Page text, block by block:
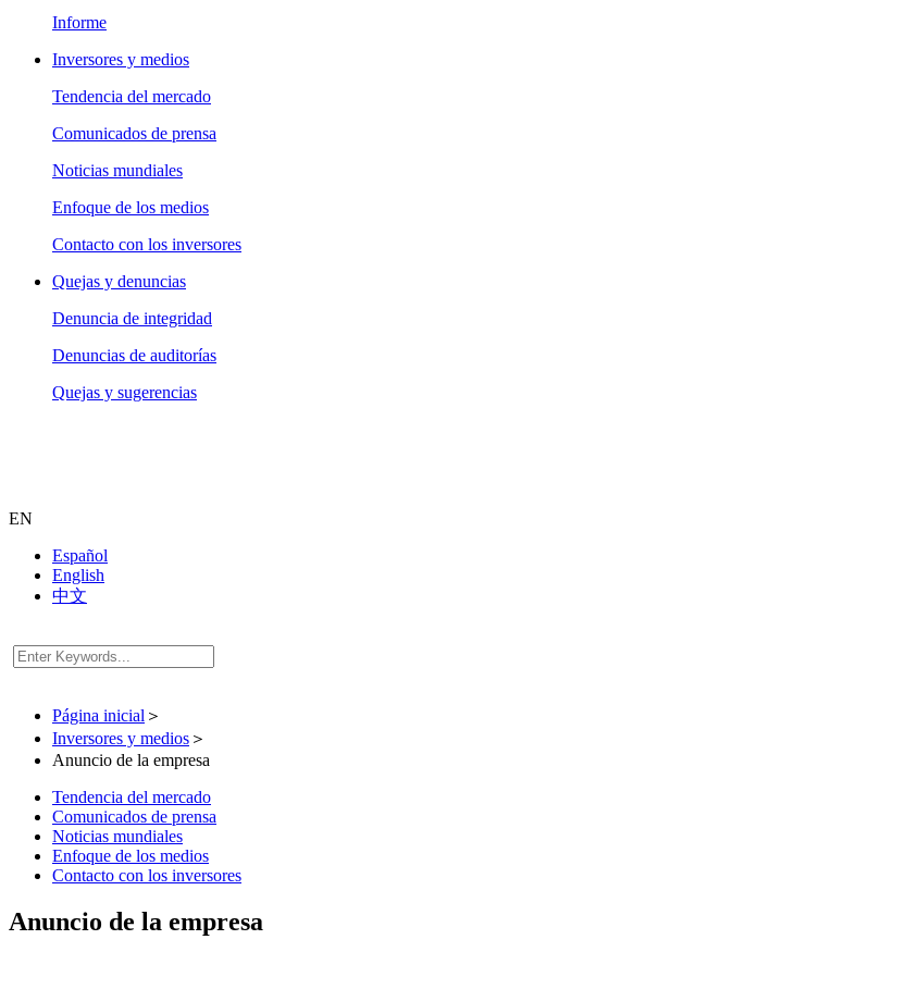
Informe
Inversores y medios
Tendencia del mercado
Comunicados de prensa
Noticias mundiales
Enfoque de los medios
Contacto con los inversores
Quejas y denuncias
Denuncia de integridad
Denuncias de auditorías
Quejas y sugerencias
EN
Español
English
中文
Página inicial ＞
Inversores y medios ＞
Anuncio de la empresa
Tendencia del mercado
Comunicados de prensa
Noticias mundiales
Enfoque de los medios
Contacto con los inversores
Anuncio de la empresa